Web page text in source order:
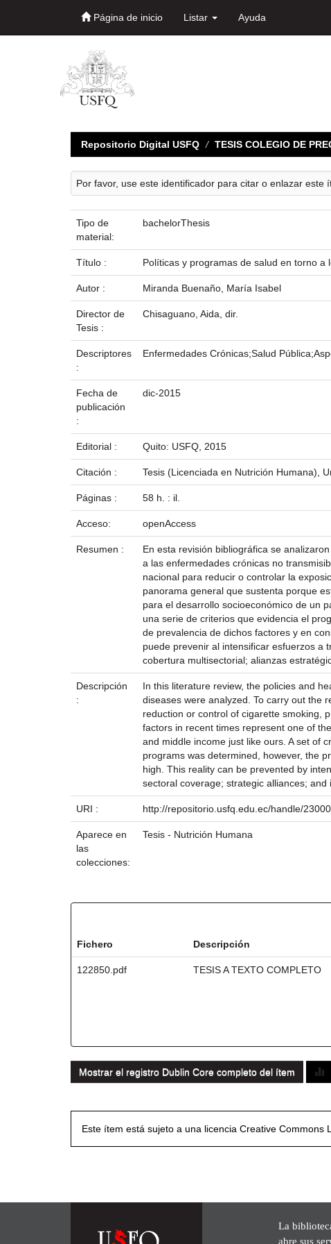
Página de inicio Listar Ayuda
Repositorio Digital USFQ TESIS COLEGIO DE
Por favor, use este identificador para citar o enlazar este
Tipo de
material:
bachelorThesis
Título : Políticas y programas de salud en torno
Autor : Miranda Buenaño, María Isabel
Director de
Tesis :
Chisaguano, Aida, dir.
Descriptores
:
Enfermedades Crónicas;Salud
Fecha de
publicación
:
dic-2015
Editorial : Quito: USFQ, 2015
Citación : Tesis (Licenciada en Nutrición Humana),
Páginas : 58 h. : il.
Acceso: openAccess
Resumen :
En esta revisión bibliográfica se
a las enfermedades crónicas no
nacional para reducir o controlar la
panorama general que sustenta porque
para el desarrollo socioeconómico de un
una serie de criterios que evidencia el
de prevalencia de dichos factores y en
puede prevenir al intensificar esfuerzos a
cobertura multisectorial; alianzas
Descripción
:
In this literature review, the policies and
diseases were analyzed. To carry out the
reduction or control of cigarette smoking,
factors in recent times represent one of
and middle income just like ours. A set of
programs was determined, however, the
high. This reality can be prevented by
sectoral coverage; strategic alliances;
URI : http://repositorio.usfq.edu.ec/handle/
Aparece en
las
colecciones:
Tesis - Nutrición Humana
Fichero Descripción
122850.pdf TESIS A TEXTO COMPLETO
Mostrar el registro Dublin Core completo del ítem
Este ítem está sujeto a una licencia Creative Commons
La
abre sus